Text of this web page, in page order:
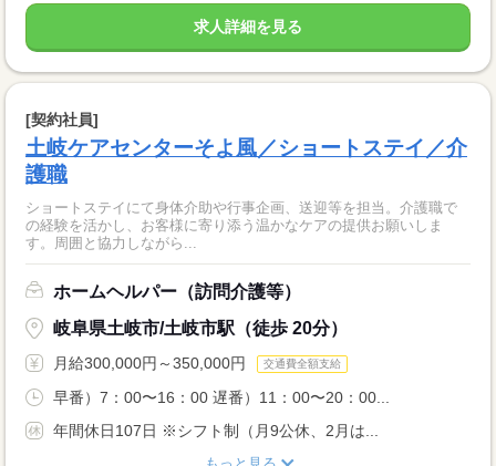
求人詳細を見る
[契約社員]
土岐ケアセンターそよ風／ショートステイ／介
護職
ショートステイにて身体介助や行事企画、送迎等を担当。介護職で
の経験を活かし、お客様に寄り添う温かなケアの提供お願いしま
す。周囲と協力しながら...
ホームヘルパー（訪問介護等）
岐阜県土岐市/土岐市駅（徒歩 20分）
月給300,000円～350,000円 交通費全額支給
早番）7：00〜16：00 遅番）11：00〜20：00...
年間休日107日 ※シフト制（月9公休、2月は...